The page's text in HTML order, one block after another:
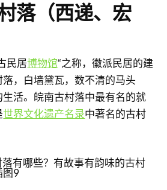
落（西递、宏
民居博物馆“之称，徽派民居的建
，白墙黛瓦，数不清的马头
活。皖南古村落中最有名的就
世界文化遗产名录中著名的古村